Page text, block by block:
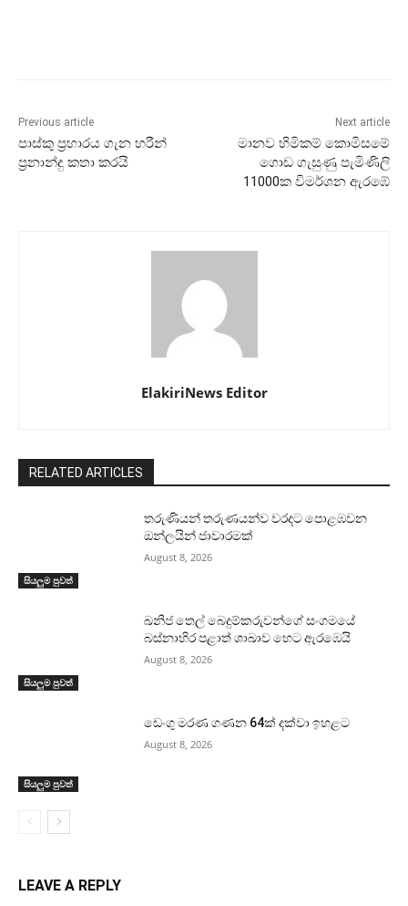
Previous article
පාස්කු ප්‍රහාරය ගැන හරීන්
ප්‍රනාන්දු කතා කරයි
Next article
මානව හිමිකම් කොමිසමේ
ගොඩ ගැසුණු පැමිණිලි
11000ක විමර්ශන ඇරඹේ
ElakiriNews Editor
RELATED ARTICLES
සියලුම පුවත්
තරුණියන් තරුණයන්ව වරදට පොළඹවන
ඔන්ලයින් ජාවාරමක්
August 8, 2026
සියලුම පුවත්
ඛනිජ තෙල් බෙදුම්කරුවන්ගේ සංගමයේ
බස්නාහිර පළාත් ශාඛාව හෙට ඇරඹෙයි
August 8, 2026
සියලුම පුවත්
ඩෙංගු මරණ ගණන 64ක් දක්වා ඉහළට
August 8, 2026
LEAVE A REPLY